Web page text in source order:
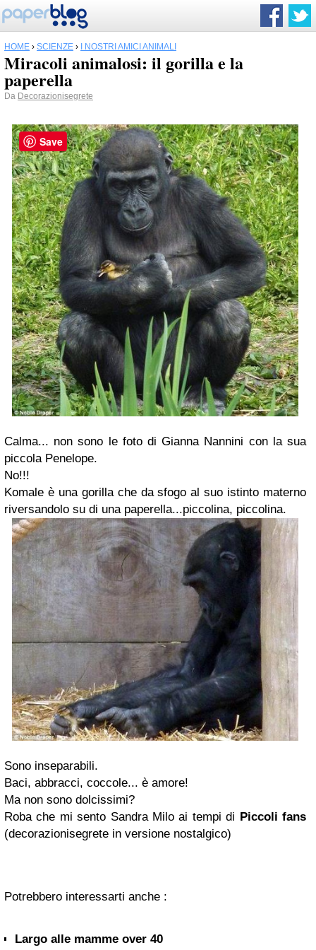
HOME › SCIENZE › I NOSTRI AMICI ANIMALI
Miracoli animalosi: il gorilla e la
paperella
Da Decorazionisegrete
Calma... non sono le foto di Gianna Nannini con la sua
piccola Penelope.
No!!!
Komale è una gorilla che da sfogo al suo istinto materno
riversandolo su di una paperella...piccolina, piccolina.
Sono inseparabili.
Baci, abbracci, coccole... è amore!
Ma non sono dolcissimi?
Roba che mi sento Sandra Milo ai tempi di Piccoli fans
(decorazionisegrete in versione nostalgico)
Potrebbero interessarti anche :
Largo alle mamme over 40
Save